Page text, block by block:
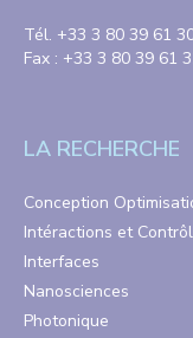
Tél. +33 3 80 39 61
Fax : +33 3 80 39 61
LA RECHERCHE
Conception
Intéractions et
Interfaces
Nanosciences
Photonique